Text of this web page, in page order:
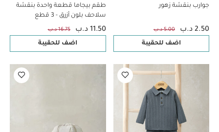
جوارب بنقشة زهور
2.50 د.ب 5.00 د.ب
اضف للحقيبة
طقم بيجاما قطعة واحدة بنقشة
سلاحف بلون أزرق - 3 قطع
11.50 د.ب 16.75 د.ب
اضف للحقيبة